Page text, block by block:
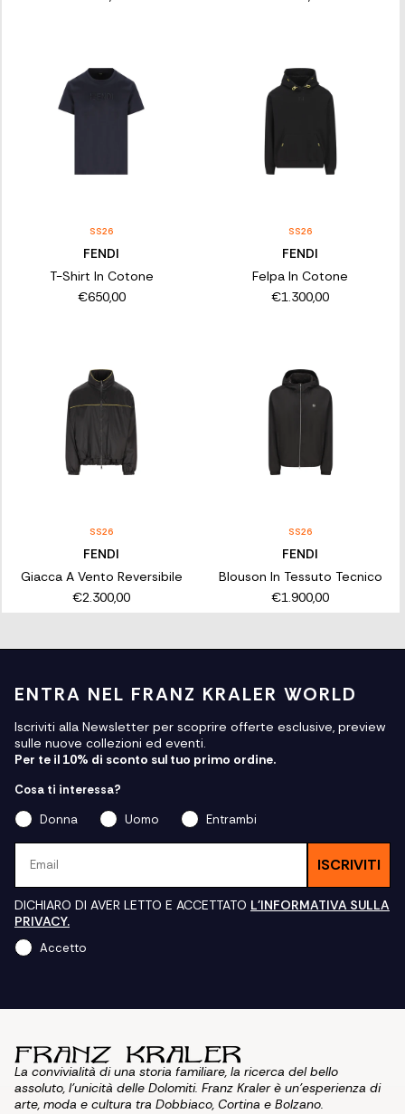
SS26
FENDI
T-Shirt In Cotone
€650,00
SS26
FENDI
Felpa In Cotone
€1.300,00
SS26
FENDI
Giacca A Vento Reversibile
€2.300,00
SS26
FENDI
Blouson In Tessuto Tecnico
€1.900,00
ENTRA NEL FRANZ KRALER WORLD
Iscriviti alla Newsletter per scoprire offerte esclusive, preview
sulle nuove collezioni ed eventi.
Per te il 10% di sconto sul tuo primo ordine.
Cosa ti interessa?
Donna
Uomo
Entrambi
ISCRIVITI
DICHIARO DI AVER LETTO E ACCETTATO L'INFORMATIVA SULLA
PRIVACY.
Accetto
La convivialità di una storia familiare, la ricerca del bello
assoluto, l'unicità delle Dolomiti. Franz Kraler è un'esperienza di
arte, moda e cultura tra Dobbiaco, Cortina e Bolzano.